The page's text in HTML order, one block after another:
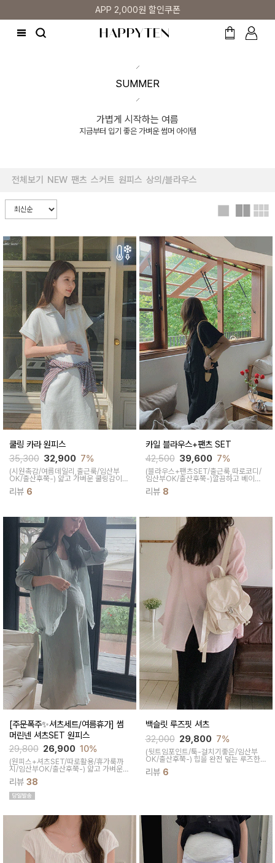
APP 2,000원 할인쿠폰
SUMMER
가볍게 시작하는 여름
지금부터 입기 좋은 가벼운 썸머 아이템
전체보기 NEW 팬츠 스커트 원피스 상의/블라우스
쿨링 카라 원피스
35,300 32,900 7%
(시원촉감/여름데일리,출근룩/임산부
OK/출산후쭉-) 얇고 가벼운 쿨링감이
느껴지는 소재로 한여름에도 시원하게
착용 되면서 뒷면 밑단 트임 디테일로 활
리뷰 6
카일 블라우스+팬츠 SET
42,500 39,600 7%
(블라우스+팬츠SET/출근룩,따로코디/
임산부OK/출산후쭉-)깔끔하고 베이직
한 유행타지않는 디자인으로 데일리룩,
오피스룩,여름 하객룩으로 활용하기 좋
리뷰 8
[주문폭주✨셔츠세트/여름휴가] 썸
머린넨 셔츠SET 원피스
29,800 26,900 10%
(원피스+셔츠SET/따로활용/휴가룩까
지/임산부OK/출산후쭉-) 얇고 가벼운
소재로 한여름에 시원하게 입기 좋고 맥
시 기장감과 널널한 폭으로 군살을 가려
주면서 부드러운 텍스처로 피부가 민감
하신 맘들도 편안하게 착용 가능하답니
리뷰 38
백슬릿 루즈핏 셔츠
32,000 29,800 7%
(뒷트임포인트/툭-걸치기좋은/임산부
OK/출산후쭉-) 힙을 완전 덮는 루즈한
핏감으로 여리한 착용감에 뒷트임 디테
일로 핏을 더욱 아방하게 연출해주어 클
리뷰 6